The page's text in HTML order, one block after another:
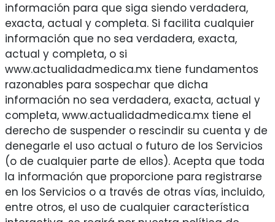
información para que siga siendo verdadera,
exacta, actual y completa. Si facilita cualquier
información que no sea verdadera, exacta,
actual y completa, o si
www.actualidadmedica.mx tiene fundamentos
razonables para sospechar que dicha
información no sea verdadera, exacta, actual y
completa, www.actualidadmedica.mx tiene el
derecho de suspender o rescindir su cuenta y de
denegarle el uso actual o futuro de los Servicios
(o de cualquier parte de ellos). Acepta que toda
la información que proporcione para registrarse
en los Servicios o a través de otras vías, incluido,
entre otros, el uso de cualquier característica